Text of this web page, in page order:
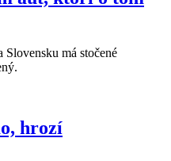
má stočené
hrozí